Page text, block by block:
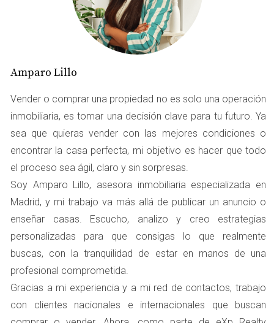
Las administraciones locales son las encargadas de
gestionar este impuesto, lo que puede resultar en
españoles. Por lo tanto, es fundamental que los
propietarios se informen sobre las tasas aplicables en su
localidad y su aplicación específica.
¿CÓMO SE CALCULA LA
PLUSVALÍA MUNICIPAL?
El cálculo de la plusvalía municipal se realiza en base a dos
parámetros principales: el valor catastral del terreno y el
tiempo que ha transcurrido desde la adquisición del
inmueble hasta su transmisión. Para calcular el impuesto,
se sigue el siguiente procedimiento:
establecido por el catastro y puede encontrarse en la
Amparo Lillo
Vender o comprar una propiedad no es solo una operación
inmobiliaria, es tomar una decisión clave para tu futuro. Ya
sea que quieras vender con las mejores condiciones o
encontrar la casa perfecta, mi objetivo es hacer que todo
el proceso sea ágil, claro y sin sorpresas.
Soy Amparo Lillo, asesora inmobiliaria especializada en
Madrid, y mi trabajo va más allá de publicar un anuncio o
enseñar casas. Escucho, analizo y creo estrategias
personalizadas para que consigas lo que realmente
buscas, con la tranquilidad de estar en manos de una
profesional comprometida.
Gracias a mi experiencia y a mi red de contactos, trabajo
con clientes nacionales e internacionales que buscan